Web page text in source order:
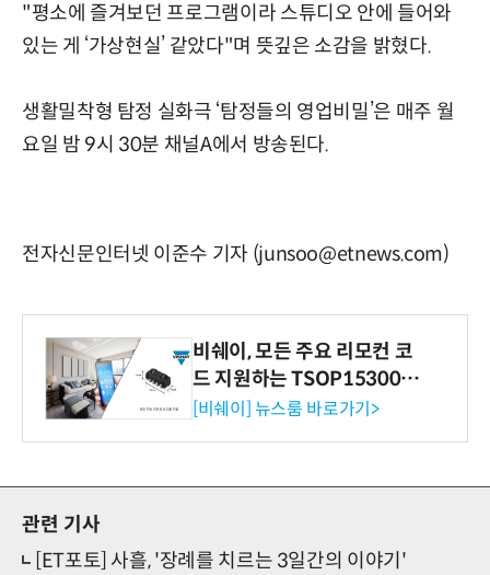
"평소에 즐겨보던 프로그램이라 스튜디오 안에 들어와
있는 게 ‘가상현실’ 같았다"며 뜻깊은 소감을 밝혔다.
생활밀착형 탐정 실화극 ‘탐정들의 영업비밀’은 매주 월
요일 밤 9시 30분 채널A에서 방송된다.
전자신문인터넷 이준수 기자 (junsoo@etnews.com)
비쉐이, 모든 주요 리모컨 코
드 지원하는 TSOP15300 시
리즈 IR 수신기 출시
[비쉐이] 뉴스룸 바로가기>
관련 기사
[ET포토] 사흘, '장례를 치르는 3일간의 이야기'